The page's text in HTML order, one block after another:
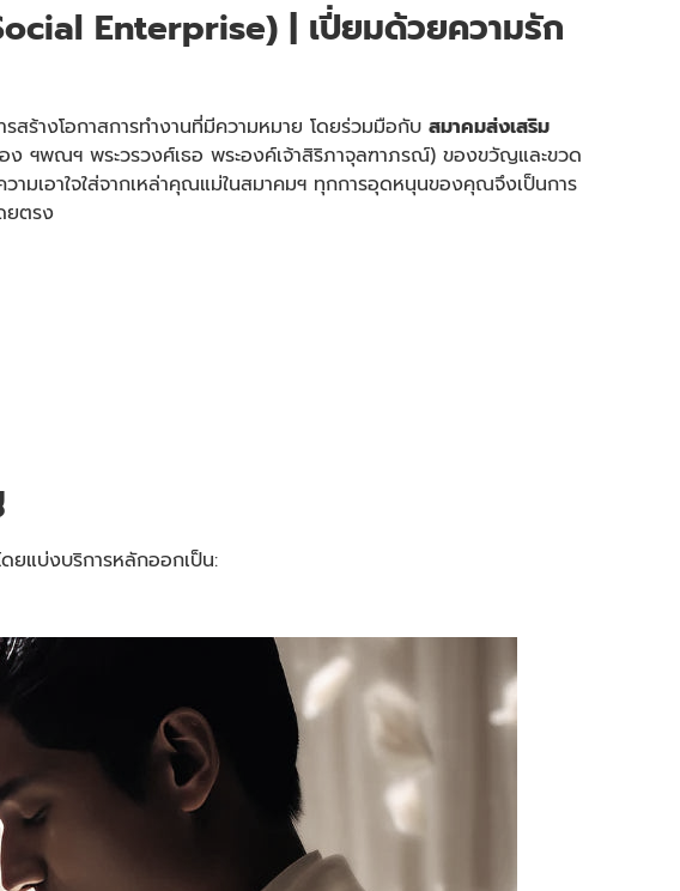
Enterprise) | เปี่ยมด้วยความรัก
ร้างโอกาสการทำงานที่มีความหมาย โดยร่วมมือกับ สมาคมส่งเสริม
ง ฯพณฯ พระวรวงศ์เธอ พระองค์เจ้าสิริภาจุลฑาภรณ์) ของขวัญและขวด
ามเอาใจใส่จากเหล่าคุณแม่ในสมาคมฯ ทุกการอุดหนุนของคุณจึงเป็นการ
ยตรง
ยแบ่งบริการหลักออกเป็น: